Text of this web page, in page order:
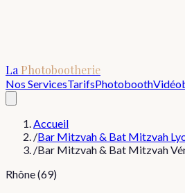
La Photobootherie
Nos ServicesTarifsPhotobooth
Accueil
/Bar Mitzvah & Bat Mitzvah
/Bar Mitzvah & Bat Mitzvah
Rhône (69)